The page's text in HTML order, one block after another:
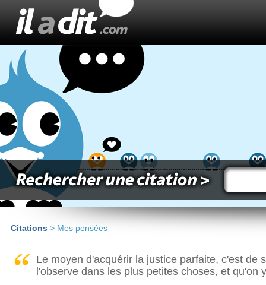
Citations > Mes pensées
Le moyen d'acquérir la justice parfaite, c'est de
l'observe dans les plus petites choses, et qu'on